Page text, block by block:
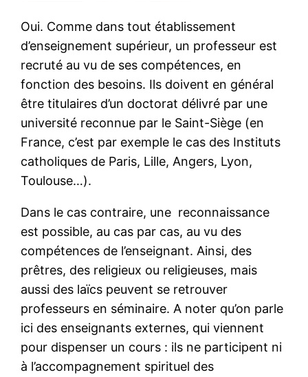
Oui. Comme dans tout établissement
d’enseignement supérieur, un professeur est
recruté au vu de ses compétences, en
fonction des besoins. Ils doivent en général
être titulaires d’un doctorat délivré par une
université reconnue par le Saint-Siège (en
France, c’est par exemple le cas des Instituts
catholiques de Paris, Lille, Angers, Lyon,
Toulouse…).
Dans le cas contraire, une reconnaissance
est possible, au cas par cas, au vu des
compétences de l’enseignant. Ainsi, des
prêtres, des religieux ou religieuses, mais
aussi des laïcs peuvent se retrouver
professeurs en séminaire. A noter qu’on parle
ici des enseignants externes, qui viennent
pour dispenser un cours : ils ne participent ni
à l’accompagnement spirituel des